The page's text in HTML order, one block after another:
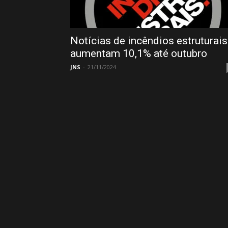
Notícias de incêndios estruturais
aumentam 10,1% até outubro
JNS - 21/11/2024